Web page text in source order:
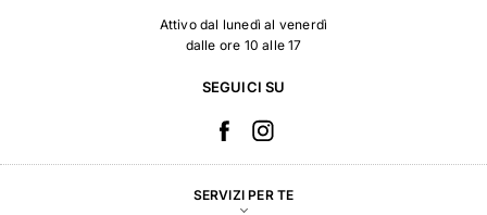
Attivo dal lunedì al venerdì
dalle ore 10 alle 17
SEGUICI SU
SERVIZI PER TE